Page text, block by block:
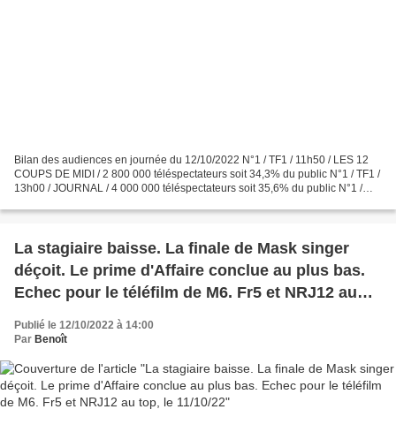
Bilan des audiences en journée du 12/10/2022 N°1 / TF1 / 11h50 / LES 12
COUPS DE MIDI / 2 800 000 téléspectateurs soit 34,3% du public N°1 / TF1 /
13h00 / JOURNAL / 4 000 000 téléspectateurs soit 35,6% du public N°1 /
La stagiaire baisse. La finale de Mask singer
déçoit. Le prime d'Affaire conclue au plus bas.
Echec pour le téléfilm de M6. Fr5 et NRJ12 au
top, le 11/10/22
Publié le 12/10/2022 à 14:00
Par Benoît